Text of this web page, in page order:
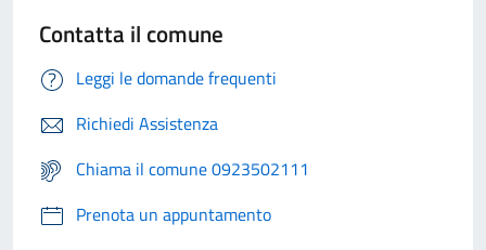
Contatta il comune
Leggi le domande frequenti
Richiedi Assistenza
Chiama il comune 0923502111
Prenota un appuntamento